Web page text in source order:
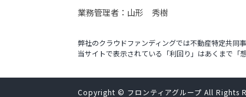
業務管理者：山形 秀樹
弊社のクラウドファンディングでは不動産特定共同
当サイトで表示されている「利回り」はあくまで「
Copyright © フロンティアグループ All Rights